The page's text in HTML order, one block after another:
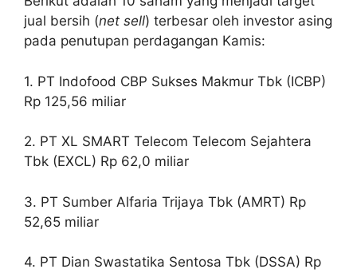
jual bersih (net sell) terbesar oleh investor asing
pada penutupan perdagangan Kamis:
1. PT Indofood CBP Sukses Makmur Tbk (ICBP)
Rp 125,56 miliar
2. PT XL SMART Telecom Telecom Sejahtera
Tbk (EXCL) Rp 62,0 miliar
3. PT Sumber Alfaria Trijaya Tbk (AMRT) Rp
52,65 miliar
4. PT Dian Swastatika Sentosa Tbk (DSSA) Rp